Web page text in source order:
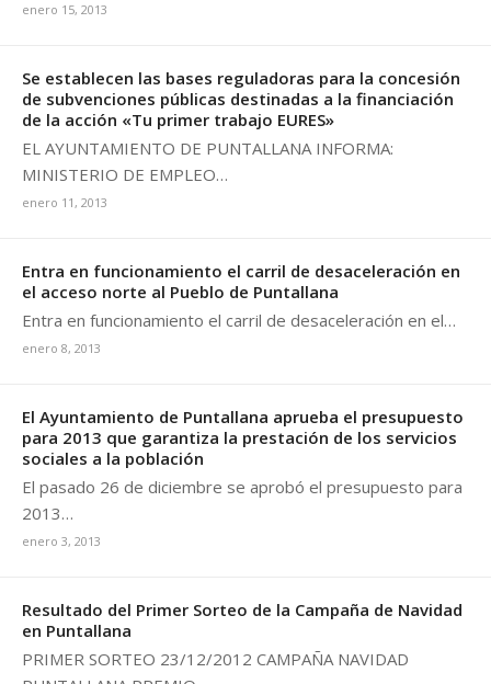
enero 15, 2013
Se establecen las bases reguladoras para la concesión
de subvenciones públicas destinadas a la financiación
de la acción «Tu primer trabajo EURES»
EL AYUNTAMIENTO DE PUNTALLANA INFORMA:
MINISTERIO DE EMPLEO…
enero 11, 2013
Entra en funcionamiento el carril de desaceleración en
el acceso norte al Pueblo de Puntallana
Entra en funcionamiento el carril de desaceleración en el…
enero 8, 2013
El Ayuntamiento de Puntallana aprueba el presupuesto
para 2013 que garantiza la prestación de los servicios
sociales a la población
El pasado 26 de diciembre se aprobó el presupuesto para
2013…
enero 3, 2013
Resultado del Primer Sorteo de la Campaña de Navidad
en Puntallana
PRIMER SORTEO 23/12/2012 CAMPAÑA NAVIDAD